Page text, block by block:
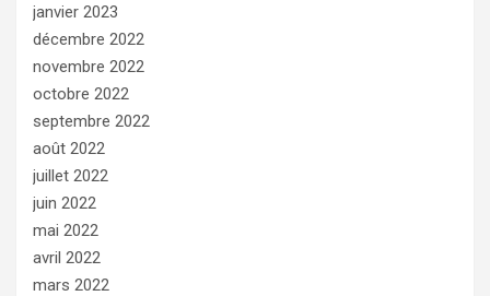
janvier 2023
décembre 2022
novembre 2022
octobre 2022
septembre 2022
août 2022
juillet 2022
juin 2022
mai 2022
avril 2022
mars 2022